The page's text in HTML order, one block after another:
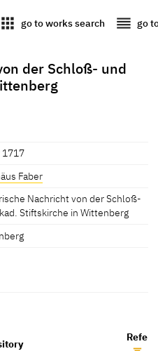
apps go to works search reorder go
der Schloß- und
1717
Faber
Nachricht von der Schloß-
Stiftskirche in Wittenberg